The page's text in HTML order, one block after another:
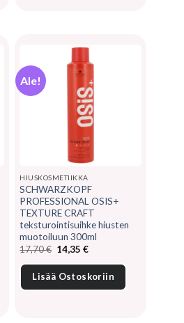
Ale!
HIUSKOSMETIIKKA
SCHWARZKOPF
PROFESSIONAL OSIS+
TEXTURE CRAFT
teksturointisuihke hiusten
muotoiluun 300ml
17,70€ Alkuperäinen
hinta
oli:
17,70 €.
14,35€Nykyinen
on:
14,35 €.
Lisää Ostoskoriin